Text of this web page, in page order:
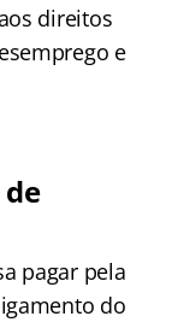
direitos
e
pagar pela
do